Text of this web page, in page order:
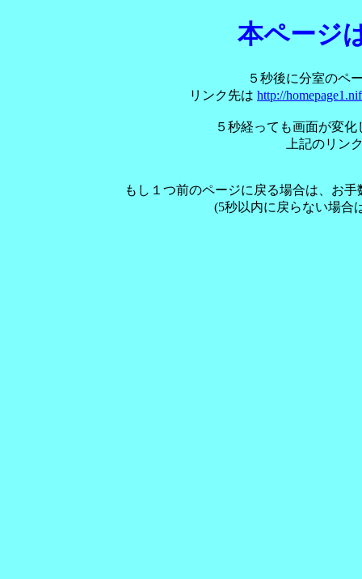
本ページ
５秒後に分室のペ
リンク先は http://
５秒経っても画面が変
上記のリン
もし１つ前のページに戻る場合は、お
(5秒以内に戻らない場合